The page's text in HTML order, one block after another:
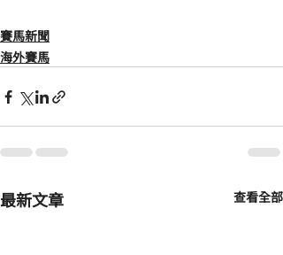
賽馬新聞
海外賽馬
最新文章 查看全部